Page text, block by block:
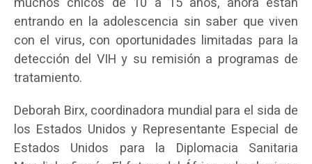
entrando en la adolescencia sin saber que viven
con el virus, con oportunidades limitadas para la
detección del VIH y su remisión a programas de
tratamiento.
Deborah Birx, coordinadora mundial para el sida de
los Estados Unidos y Representante Especial de
Estados Unidos para la Diplomacia Sanitaria